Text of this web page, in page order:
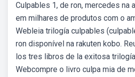
Culpables 1, de ron, mercedes na
em milhares de produtos com o
Webleia trilogía culpables
ron disponível na rakuten kobo.
los tres libros de la exitosa
Webcompre o livro culpa mia de